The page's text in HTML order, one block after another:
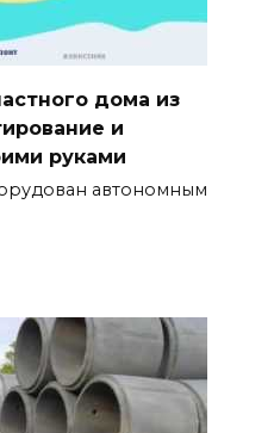
дома из
и
руками
автономным